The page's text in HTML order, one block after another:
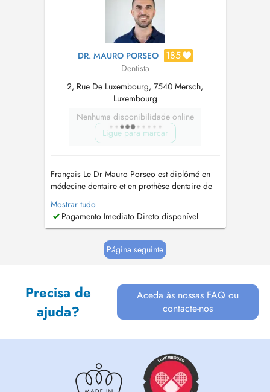
DR. MAURO PORSEO 185
Dentista
2, Rue De Luxembourg, 7540 Mersch,
Luxembourg
Nenhuma disponibilidade online
Ligue para marcar
Français Le Dr Mauro Porseo est diplômé en
médecine dentaire et en prothèse dentaire de
l'Université de Rome Tor Vergata. En 2013, il
invente le premier expanseur palatin rapide
avec approche vestibulaire, sujet de sa thèse, et
Mostrar tudo
Pagamento Imediato Direto disponível
Página seguinte
Precisa de
ajuda?
Aceda às nossas FAQ ou
contacte-nos